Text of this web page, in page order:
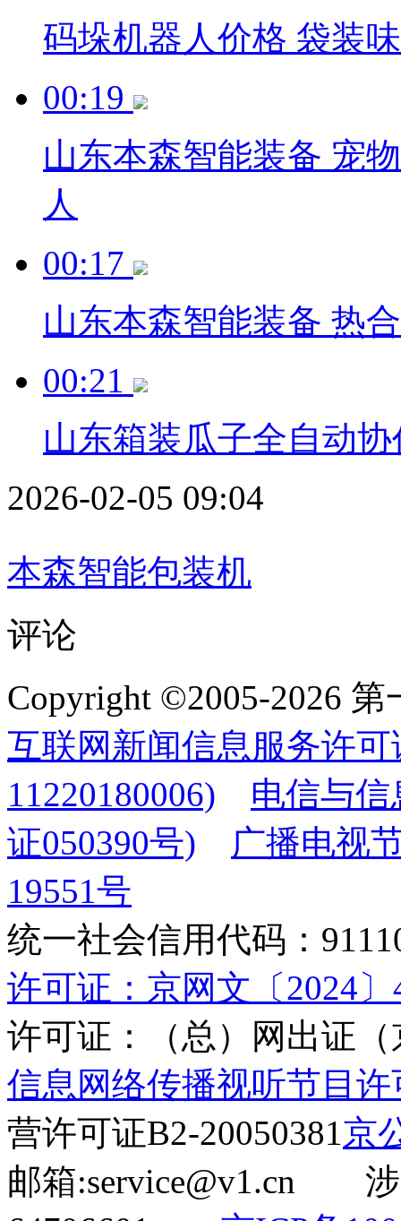
码垛机器人价格 袋装
00:19
山东本森智能装备 宠
人
00:17
山东本森智能装备 热
00:21
山东箱装瓜子全自动
2026-02-05 09:04
本森智能包装机
评论
Copyright ©2005-2026
互联网新闻信息服务许
11220180006)
电信与
证050390号)
广播电视
19551号
统一社会信用代码：
许可证：京网文〔2024〕
许可证：（总）网出证（
信息网络传播视听节目许
营许可证B2-20050381京
邮箱:service@v1.cn 涉